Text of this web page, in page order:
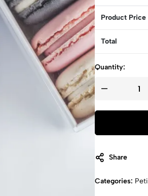
Product Price
Total
Quantity:
Share
Categories: